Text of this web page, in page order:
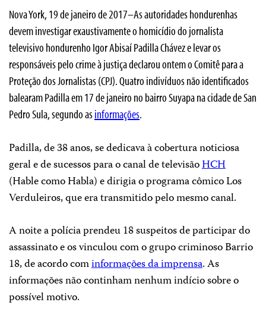
Nova York, 19 de janeiro de 2017–As autoridades hondurenhas
devem investigar exaustivamente o homicídio do jornalista
televisivo hondurenho Igor Abisaí Padilla Chávez e levar os
responsáveis pelo crime à justiça declarou ontem o Comitê para a
Proteção dos Jornalistas (CPJ). Quatro indivíduos não identificados
balearam Padilla em 17 de janeiro no bairro Suyapa na cidade de San
Pedro Sula, segundo asinformações.
Padilla, de 38 anos, se dedicava à cobertura noticiosa
geral e de sucessos para o canal de televisãoHCH
(Hable como Habla) e dirigia o programa cômico Los
Verduleiros, que era transmitido pelo mesmo canal.
A noite a polícia prendeu 18 suspeitos de participar do
assassinato e os vinculou com o grupo criminoso Barrio
18, de acordo cominformações da imprensa. As
informações não continham nenhum indício sobre o
possível motivo.